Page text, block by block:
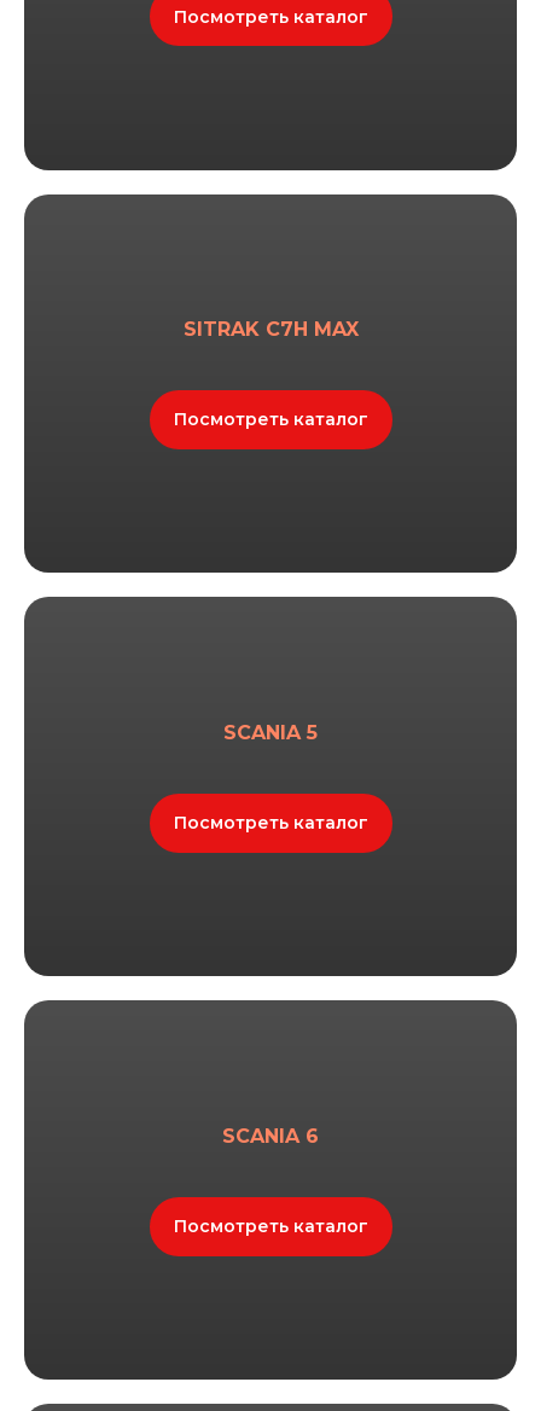
Посмотреть каталог
SITRAK C7H MAX
Посмотреть каталог
SCANIA 5
Посмотреть каталог
SCANIA 6
Посмотреть каталог